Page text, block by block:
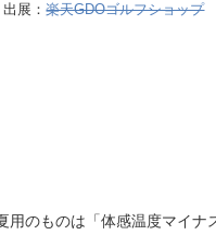
出展：楽天GDOゴルフショップ
用のものは「体感温度マイ